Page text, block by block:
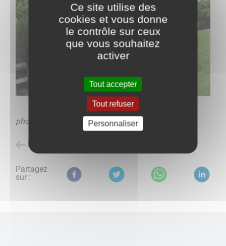
photo Anna Bakurova
Retour à l'accueil
Partagez
sur :
Ce site utilise des
cookies et vous donne
le contrôle sur ceux
que vous souhaitez
activer
Tout accepter
Tout refuser
Personnaliser